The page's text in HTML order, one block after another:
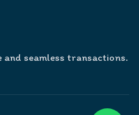
seamless transactions.